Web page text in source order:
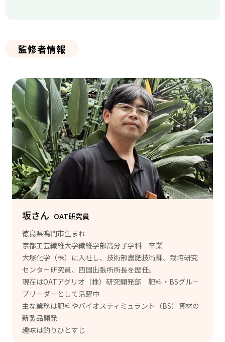
監修者情報
坂さん OAT研究員
徳島県鳴門市生まれ
京都工芸繊維大学繊維学部高分子学科 卒業
大塚化学（株）に入社し、技術部農肥技術課、栽培研究
センター研究員、四国出張所所長を歴任。
現在はOATアグリオ（株）研究開発部 肥料・BSグルー
プリーダーとして活躍中
主な業務は肥料やバイオスティミュラント（BS）資材の
新製品開発
趣味は釣りひとすじ